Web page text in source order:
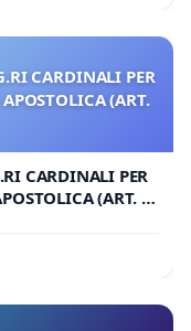
CARDINALI PER
(ART.
CARDINALI PER
(ART. 3